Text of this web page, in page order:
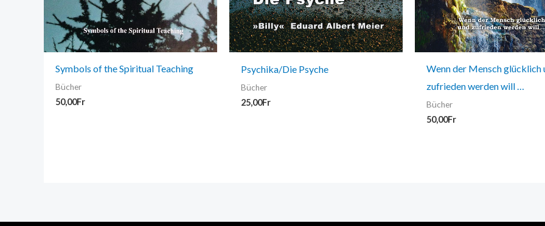
Symbols of the Spiritual Teaching
Bücher
50,00Fr
Psychika/Die Psyche
Bücher
25,00Fr
Wenn der Mensch glücklich
zufrieden werden will …
Bücher
50,00Fr